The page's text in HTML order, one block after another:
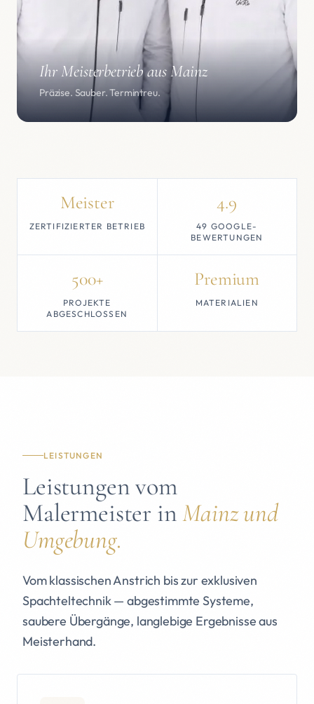
Ihr Meisterbetrieb aus Mainz
Präzise. Sauber. Termintreu.
Meister
ZERTIFIZIERTER BETRIEB
4.9
49 GOOGLE-
BEWERTUNGEN
500+
PROJEKTE
ABGESCHLOSSEN
Premium
MATERIALIEN
LEISTUNGEN
Leistungen vom
Malermeister inMainz und
Umgebung.
Vom klassischen Anstrich bis zur exklusiven
Spachteltechnik — abgestimmte Systeme,
saubere Übergänge, langlebige Ergebnisse aus
Meisterhand.